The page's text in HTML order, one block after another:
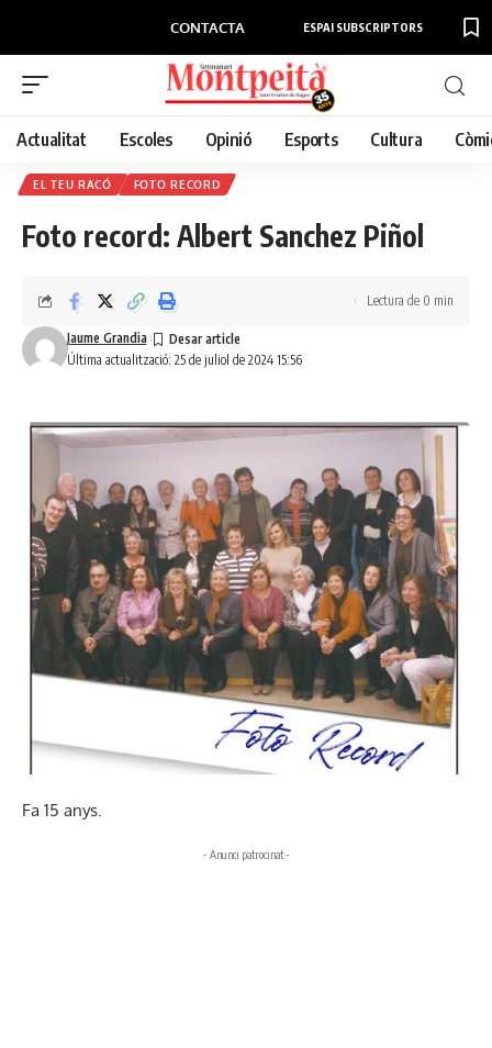
CONTACTA ESPAI SUBSCRIPTORS
Actualitat Escoles Opinió Esports Cultura
EL TEU RACÓ FOTO RECORD
Foto record: Albert Sanchez Piñol
Última actualització: 25 de juliol de 2024 15:56
Jaume Grandia
Lectura de 0 min
Fa 15 anys.
- Anunci patrocinat -